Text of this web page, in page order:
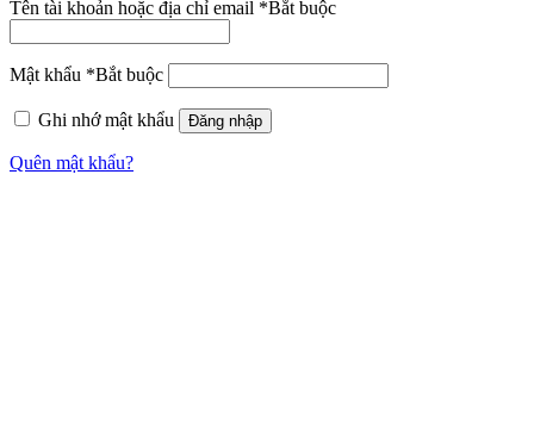
Tên tài khoản hoặc địa chỉ email *Bắt buộc
Mật khẩu *Bắt buộc
Ghi nhớ mật khẩu Đăng nhập
Quên mật khẩu?